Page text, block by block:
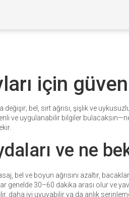
için
değişir; bel, sırt ağrısı, şişlik ve
ve uygulanabilir bilgiler
ve ne
bel ve boyun ağrısını azaltır,
genelde 30–60 dakika arası olur ve
daha iyi uyuyabilir ya da anlık